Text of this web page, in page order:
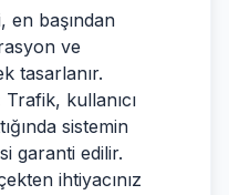
en başından
ve
tasarlanır.
Trafik, kullanıcı
sistemin
garanti edilir.
ihtiyacınız